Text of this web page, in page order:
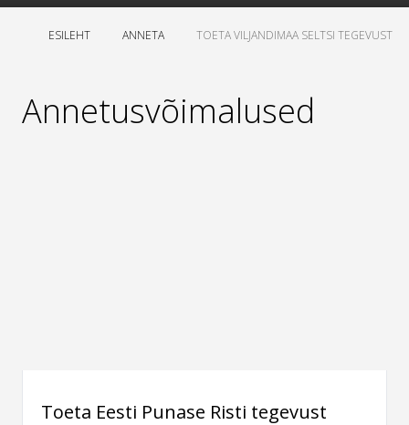
ESILEHT ANNETA TOETA VILJANDIMAA SELTSI TEGEVUST
Annetusvõimalused
Toeta Eesti Punase Risti tegevust